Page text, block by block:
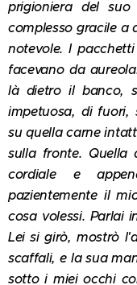
prigioniera del
complesso gracile a
notevole. I
facevano da
là dietro il banco,
impetuosa, di fuori,
su quella carne
sulla fronte. Quella
cordiale e
pazientemente il
cosa volessi. Parlai
Lei si girò, mostrò
scaffali, e la sua
sotto i miei occhi